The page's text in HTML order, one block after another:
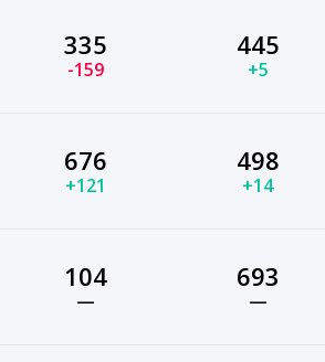
335
-159
445
+5
676
+121
498
+14
104
—
693
—